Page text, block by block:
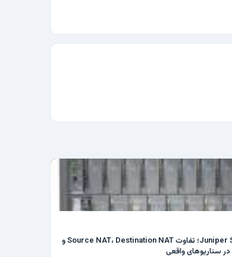
NAT در Juniper SRX؛ تفاوت Source NAT، Destination NAT و